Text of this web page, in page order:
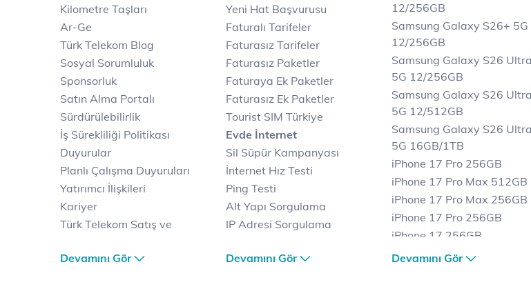
Kilometre Taşları
Ar-Ge
Türk Telekom Blog
Sosyal Sorumluluk
Sponsorluk
Satın Alma Portalı
Sürdürülebilirlik
İş Sürekliliği Politikası
Duyurular
Planlı Çalışma Duyuruları
Yatırımcı İlişkileri
Kariyer
Türk Telekom Satış ve
Türk Telekom Finansal
Devamını Gör
Yeni Hat Başvurusu
Faturalı Tarifeler
Faturasız Tarifeler
Faturasız Paketler
Faturaya Ek Paketler
Faturasız Ek Paketler
Tourist SIM Türkiye
Evde İnternet
Sil Süpür Kampanyası
İnternet Hız Testi
Ping Testi
Alt Yapı Sorgulama
IP Adresi Sorgulama
Avantajlı İnternet
Devamını Gör
12/256GB
Samsung Galaxy S26+ 5G
12/256GB
Samsung Galaxy S26 Ultra
5G 12/256GB
Samsung Galaxy S26 Ultra
5G 12/512GB
Samsung Galaxy S26 Ultra
5G 16GB/1TB
iPhone 17 Pro 256GB
iPhone 17 Pro Max 512GB
iPhone 17 Pro Max 256GB
iPhone 17 Pro 256GB
iPhone 17 256GB
iPhone 17 Air 256GB
Devamını Gör